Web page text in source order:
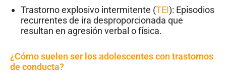
Trastorno explosivo intermitente (TEI): Episodios
recurrentes de ira desproporcionada que
resultan en agresión verbal o física.
¿Cómo suelen ser los adolescentes con trastornos
de conducta?